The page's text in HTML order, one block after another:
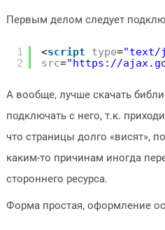
Первым делом следует
1
2
<script type="text/
src="https://
А вообще, лучше скачать
подключать с него, т.к.
что страницы долго «висят»,
каким-то причинам иногда
стороннего ресурса.
Форма простая, оформление